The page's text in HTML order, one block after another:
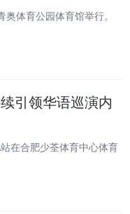
体育公园体育馆举行。
引领华语巡演内
在合肥少荃体育中心体育